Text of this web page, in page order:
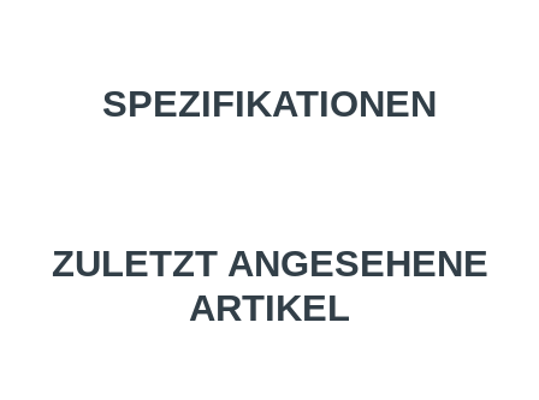
SPEZIFIKATIONEN
ZULETZT ANGESEHENE
ARTIKEL